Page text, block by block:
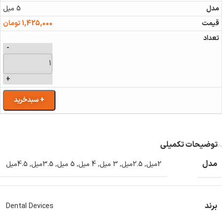
5 میل
1,425,000تومان
-
+
+ سبدخرید
توضیحات تکمیلی
مدل
2میل , 2.5میل , 3 میل ,4 میل , 5 میل , 3.5میل , 4.5میل
برند Dental Devices